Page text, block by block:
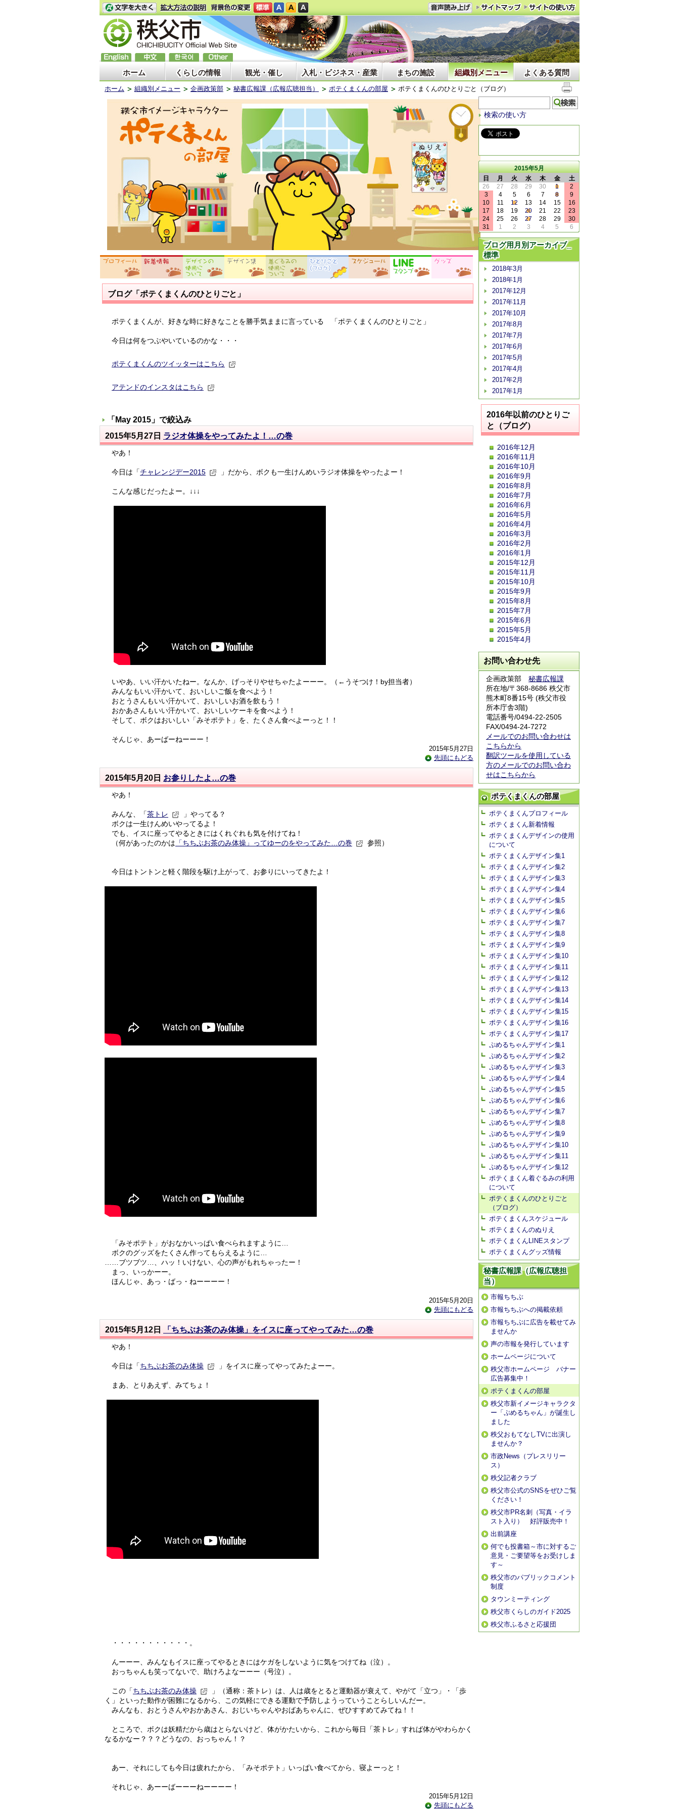
ホーム くらしの情報 観光・催し 入札・ビジネス・産業 まちの施設 組織別メニュー よくある質問
ホーム 組織別メニュー 企画政策部 秘書広報課（広報広聴担当） ポテくまくんの部屋 ポテくまくんのひとりごと（ブログ）
ブログ「ポテくまくんのひとりごと」
ポテくまくんが、好きな時に好きなことを勝手気ままに言っている 「ポテくまくんのひとりごと」
今日は何をつぶやいているのかな・・・
ポテくまくんのツイッターはこちら
アテンドのインスタはこちら
「 May 2015 」で絞込み
2015年5月27日 ラジオ体操をやってみたよ！…の巻
やあ！
今日は「チャレンジデー2015 」だから、ボクも一生けんめいラジオ体操をやったよー！
こんな感じだったよー。↓↓↓
いやあ、いい汗かいたねー。なんか、げっそりやせちゃたよーーー。（←うそつけ！by担当者）
みんなもいい汗かいて、おいしいご飯を食べよう！
おとうさんもいい汗かいて、おいしいお酒を飲もう！
おかあさんもいい汗かいて、おいしいケーキを食べよう！
そして、ボクはおいしい「みそポテト」を、たくさん食べよーっと！！
そんじゃ、あーばーねーーー！
2015年5月27日
先頭にもどる
2015年5月20日 お参りしたよ…の巻
やあ！
みんな、「茶トレ
」やってる？
ボクは一生けんめいやってるよ！
でも、イスに座ってやるときにはくれぐれも気を付けてね！
（何があったのかは 「ちちぶお茶のみ体操」ってゆーのをやってみた…の巻 参照）
今日はトントンと軽く階段を駆け上がって、お参りにいってきたよ！
「みそポテト」がおなかいっぱい食べられますように…
ボクのグッズをたくさん作ってもらえるように…
……ブツブツ…、ハッ！いけない、心の声がもれちゃったー！
まっ、いっかーー。
ほんじゃ、あっ・ばっ・ねーーーー！
2015年5月20日
先頭にもどる
2015年5月12日 「ちちぶお茶のみ体操」をイスに座ってやってみた…の巻
やあ！
今日は「ちちぶお茶のみ体操 」をイスに座ってやってみたよーー。
まあ、とりあえず、みてちょ！
・・・・・・・・・・・。
んーーー、みんなもイスに座ってやるときにはケガをしないように気をつけてね（泣）。
おっちゃんも笑ってないで、助けろよなーーー（号泣）。
この「ちちぶお茶のみ体操
」（通称：茶トレ）は、人は歳をとると運動器が衰えて、やがて「立つ」・「歩
く」といった動作が困難になるから、この気軽にできる運動で予防しようっていうことらしいんだー。
みんなも、おとうさんやおかあさん、おじいちゃんやおばあちゃんに、ぜひすすめてみてね！！
ところで、ボクは妖精だから歳はとらないけど、体がかたいから、これから毎日「茶トレ」すれば体がやわらかく
なるかなー？？？どうなの、おっちゃん！？
あー、それにしても今日は疲れたから、「みそポテト」いっぱい食べてから、寝よーっと！
それじゃ、あーーばーーーねーーーー！
2015年5月12日
先頭にもどる
検索の使い方
2015年5月
日
月 火 水 木 金
土
26
27 28 29 30 1
2
3
4 5 6 7 8
9
10
11 12 13 14 15
16
17
18 19 20 21 22
23
24
25 26 27 28 29
30
31
1 2 3 4 5 6
ブログ用月別アーカイブ_
標準
2018年3月
2018年1月
2017年12月
2017年11月
2017年10月
2017年8月
2017年7月
2017年6月
2017年5月
2017年4月
2017年2月
2017年1月
2016年以前のひとりご
と（ブログ）
2016年12月
2016年11月
2016年10月
2016年9月
2016年8月
2016年7月
2016年6月
2016年5月
2016年4月
2016年3月
2016年2月
2016年1月
2015年12月
2015年11月
2015年10月
2015年9月
2015年8月
2015年7月
2015年6月
2015年5月
2015年4月
お問い合わせ先
企画政策部 秘書広報課
所在地/〒368-8686 秩父市
熊木町8番15号 (秩父市役
所本庁舎3階)
電話番号/0494-22-2505
FAX/0494-24-7272
メールでのお問い合わせは
こちらから
翻訳ツールを使用している
方のメールでのお問い合わ
せはこちらから
ポテくまくんの部屋
ポテくまくんプロフィール
ポテくまくん新着情報
ポテくまくんデザインの使用
について
ポテくまくんデザイン集1
ポテくまくんデザイン集2
ポテくまくんデザイン集3
ポテくまくんデザイン集4
ポテくまくんデザイン集5
ポテくまくんデザイン集6
ポテくまくんデザイン集7
ポテくまくんデザイン集8
ポテくまくんデザイン集9
ポテくまくんデザイン集10
ポテくまくんデザイン集11
ポテくまくんデザイン集12
ポテくまくんデザイン集13
ポテくまくんデザイン集14
ポテくまくんデザイン集15
ポテくまくんデザイン集16
ポテくまくんデザイン集17
ぷめるちゃんデザイン集1
ぷめるちゃんデザイン集2
ぷめるちゃんデザイン集3
ぷめるちゃんデザイン集4
ぷめるちゃんデザイン集5
ぷめるちゃんデザイン集6
ぷめるちゃんデザイン集7
ぷめるちゃんデザイン集8
ぷめるちゃんデザイン集9
ぷめるちゃんデザイン集10
ぷめるちゃんデザイン集11
ぷめるちゃんデザイン集12
ポテくまくん着ぐるみの利用
について
ポテくまくんのひとりごと
（ブログ）
ポテくまくんスケジュール
ポテくまくんのぬりえ
ポテくまくんLINEスタンプ
ポテくまくんグッズ情報
秘書広報課（広報広聴担
当）
市報ちちぶ
市報ちちぶへの掲載依頼
市報ちちぶに広告を載せてみ
ませんか
声の市報を発行しています
ホームページについて
秩父市ホームページ バナー
広告募集中！
ポテくまくんの部屋
秩父市新イメージキャラクタ
ー「ぷめるちゃん」が誕生し
ました
秩父おもてなしTVに出演し
ませんか？
市政News（プレスリリー
ス）
秩父記者クラブ
秩父市公式のSNSをぜひご覧
ください！
秩父市PR名刺（写真・イラ
スト入り） 好評販売中！
出前講座
何でも投書箱～市に対するご
意見・ご要望等をお受けしま
す～
秩父市のパブリックコメント
制度
タウンミーティング
秩父市くらしのガイド2025
秩父市ふるさと応援団